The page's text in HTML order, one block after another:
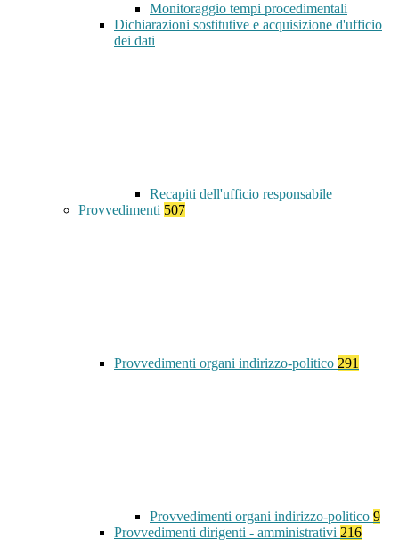
Monitoraggio tempi procedimentali
Dichiarazioni sostitutive e acquisizione d'ufficio
dei dati
Recapiti dell'ufficio responsabile
Provvedimenti 507
Provvedimenti organi indirizzo-politico 291
Provvedimenti organi indirizzo-politico 9
Provvedimenti dirigenti - amministrativi 216